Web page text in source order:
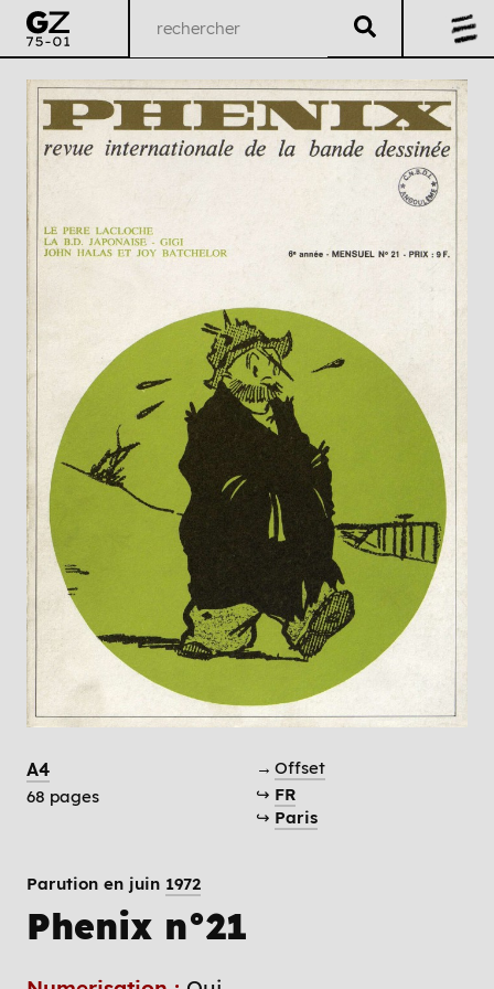
A4
68 pages
→ Offset
↪ FR
↪ Paris
Parution en juin 1972
Phenix n°21